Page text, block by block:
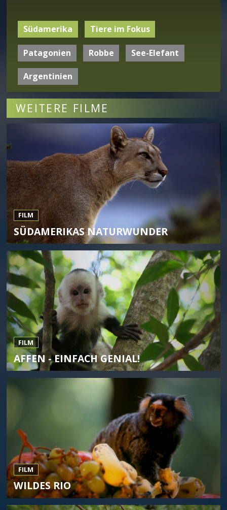
Südamerika Tiere im Fokus
Patagonien Robbe See-Elefant
Argentinien
WEITERE FILME
FILM
SÜDAMERIKAS NATURWUNDER
FILM
AFFEN - EINFACH GENIAL!
FILM
WILDES RIO